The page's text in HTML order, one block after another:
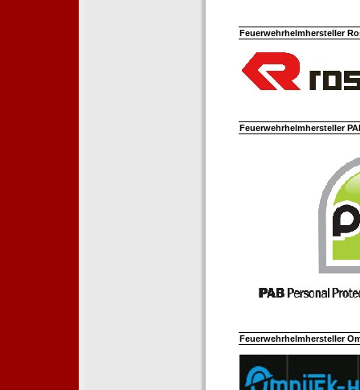
Feuerwehrhelmhersteller
Feuerwehrhelmhersteller
Feuerwehrhelmhersteller